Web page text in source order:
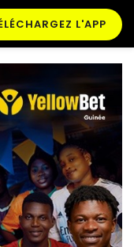
L'APP